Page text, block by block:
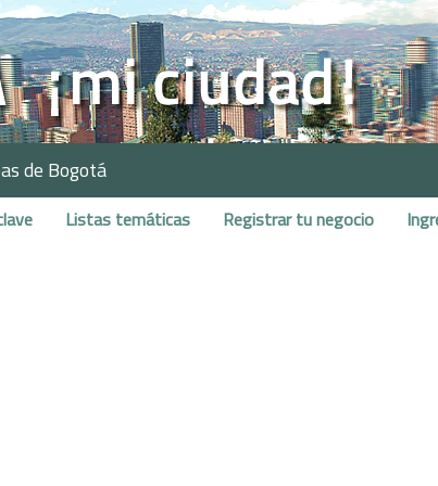
de Bogotá
Listas temáticas Registrar tu negocio